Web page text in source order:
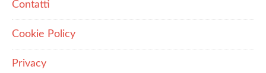
Contatti
Cookie Policy
Privacy